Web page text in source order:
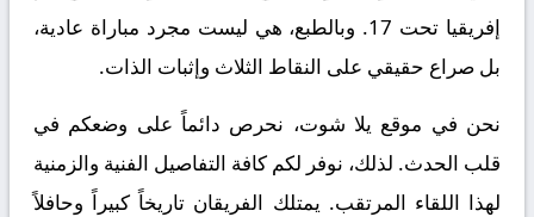
إفريقيا تحت 17
. وبالطبع، هي ليست مجرد مباراة عادية،
بل صراع حقيقي على النقاط الثلاث وإثبات الذات.
نحن في موقع يلا شوت، نحرص دائماً على وضعكم في
قلب الحدث. لذلك، نوفر لكم كافة التفاصيل الفنية والزمنية
لهذا اللقاء المرتقب. يمتلك الفريقان تاريخاً كبيراً وحافلاً